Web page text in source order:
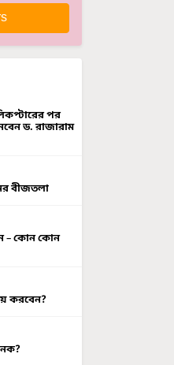
পর
ড. রাজারাম
বীজতলা
– কোন কোন
করবেন?